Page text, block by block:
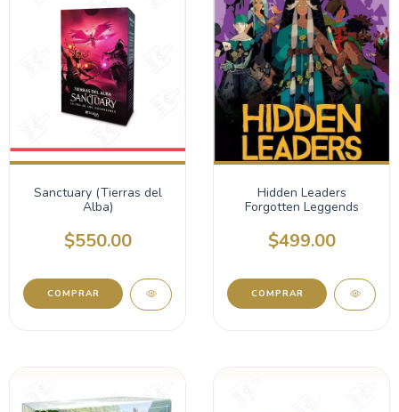
Sanctuary (Tierras del
Alba)
$550.00
Hidden Leaders
Forgotten Leggends
$499.00